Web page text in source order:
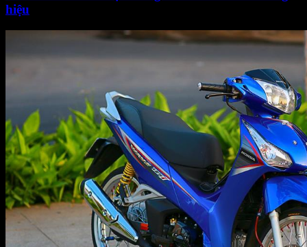
hiệu